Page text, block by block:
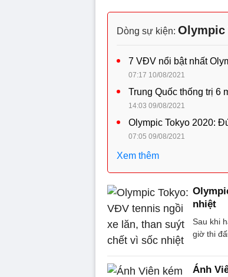
Dòng sự kiện: Olympic
7 VĐV nổi bật nhất
07:17 10/08/2021
Trung Quốc thống trị 6
14:03 09/08/2021
Olympic Tokyo 2020:
07:05 09/08/2021
Xem thêm
nhiệt
Sau khi
giờ thi
Ánh